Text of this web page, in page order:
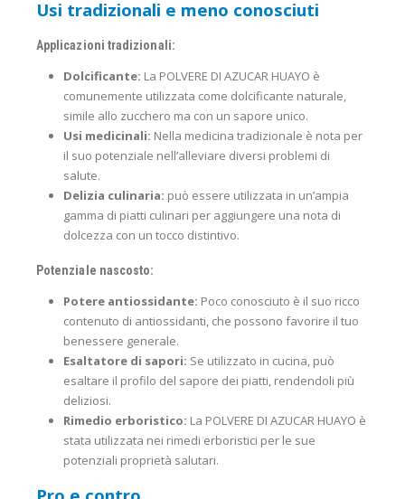
Usi tradizionali e meno conosciuti
Applicazioni tradizionali:
Dolcificante: La POLVERE DI AZUCAR HUAYO è
comunemente utilizzata come dolcificante naturale,
simile allo zucchero ma con un sapore unico.
Usi medicinali: Nella medicina tradizionale è nota per
il suo potenziale nell’alleviare diversi problemi di
salute.
Delizia culinaria: può essere utilizzata in un’ampia
gamma di piatti culinari per aggiungere una nota di
dolcezza con un tocco distintivo.
Potenziale nascosto:
Potere antiossidante: Poco conosciuto è il suo ricco
contenuto di antiossidanti, che possono favorire il tuo
benessere generale.
Esaltatore di sapori: Se utilizzato in cucina, può
esaltare il profilo del sapore dei piatti, rendendoli più
deliziosi.
Rimedio erboristico: La POLVERE DI AZUCAR HUAYO è
stata utilizzata nei rimedi erboristici per le sue
potenziali proprietà salutari.